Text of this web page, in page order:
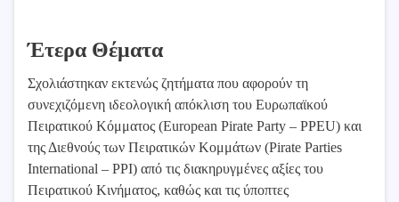
Έτερα Θέματα
Σχολιάστηκαν εκτενώς ζητήματα που αφορούν τη
συνεχιζόμενη ιδεολογική απόκλιση του Ευρωπαϊκού
Πειρατικού Κόμματος (European Pirate Party – PPEU) και
της Διεθνούς των Πειρατικών Κομμάτων (Pirate Parties
International – PPI) από τις διακηρυγμένες αξίες του
Πειρατικού Κινήματος, καθώς και τις ύποπτες